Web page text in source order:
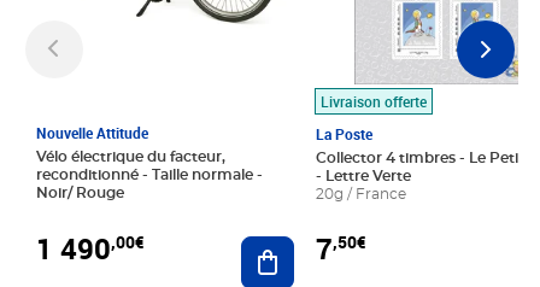
Nouvelle Attitude
Vélo électrique du facteur,
reconditionné - Taille normale -
Noir/ Rouge
1 490,00€ Ajouter au panier
Livraison offerte
La Poste
Collector 4 timbres - Le Petit
- Lettre Verte
20g / France
7,50€